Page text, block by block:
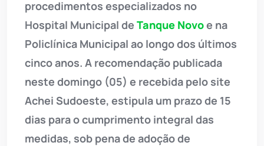
procedimentos especializados no
Hospital Municipal de Tanque Novoe na
Policlínica Municipal ao longo dos últimos
cinco anos. A recomendação publicada
neste domingo (05) e recebida pelo site
Achei Sudoeste, estipula um prazo de 15
dias para o cumprimento integral das
medidas, sob pena de adoção de